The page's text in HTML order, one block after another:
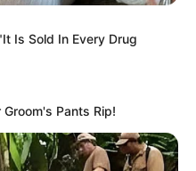
Is Sold In Every Drug
Pants Rip!